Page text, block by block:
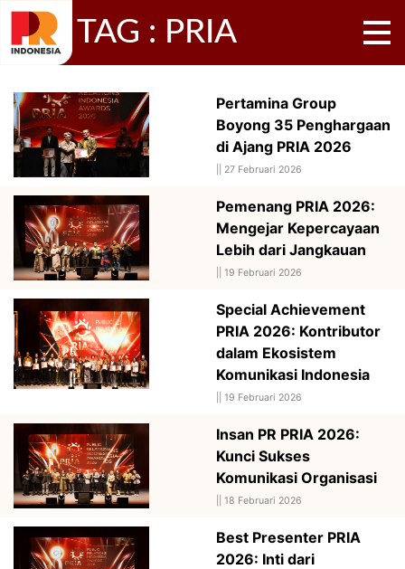
TAG : PRIA
Pertamina Group
Boyong 35 Penghargaan
di Ajang PRIA 2026
27 Februari 2026
Pemenang PRIA 2026:
Mengejar Kepercayaan
Lebih dari Jangkauan
19 Februari 2026
Special Achievement
PRIA 2026: Kontributor
dalam Ekosistem
Komunikasi Indonesia
19 Februari 2026
Insan PR PRIA 2026:
Kunci Sukses
Komunikasi Organisasi
18 Februari 2026
Best Presenter PRIA
2026: Inti dari